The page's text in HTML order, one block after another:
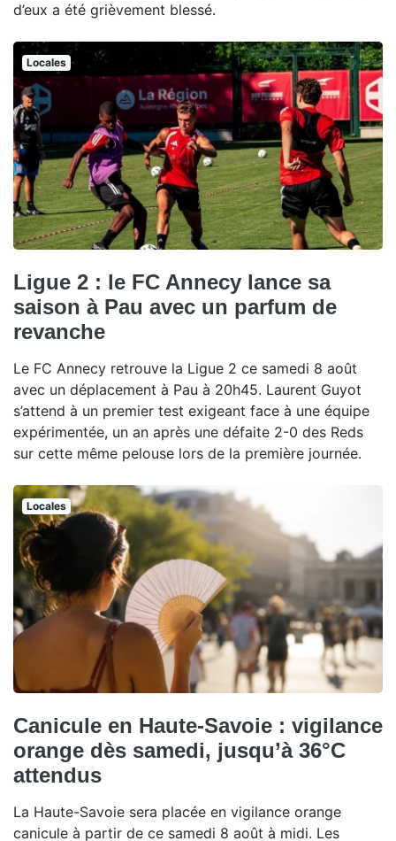
d’eux a été grièvement blessé.
Locales
Ligue 2 : le FC Annecy lance sa
saison à Pau avec un parfum de
revanche
Le FC Annecy retrouve la Ligue 2 ce samedi 8 août
avec un déplacement à Pau à 20h45. Laurent Guyot
s’attend à un premier test exigeant face à une équipe
expérimentée, un an après une défaite 2-0 des Reds
sur cette même pelouse lors de la première journée.
Locales
Canicule en Haute-Savoie : vigilance
orange dès samedi, jusqu’à 36°C
attendus
La Haute-Savoie sera placée en vigilance orange
canicule à partir de ce samedi 8 août à midi. Les